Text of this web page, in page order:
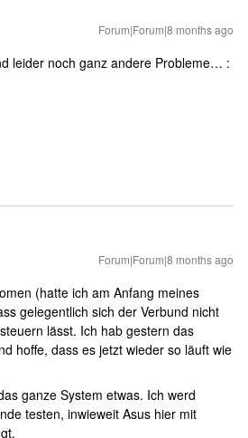
Forum|Forum|8 months ago
leider noch ganz andere Probleme… :
Forum|Forum|8 months ago
(hatte ich am Anfang meines
gelegentlich sich der Verbund nicht
lässt. Ich hab gestern das
hoffe, dass es jetzt wieder so läuft wie
ganze System etwas. Ich werd
testen, inwieweit Asus hier mit